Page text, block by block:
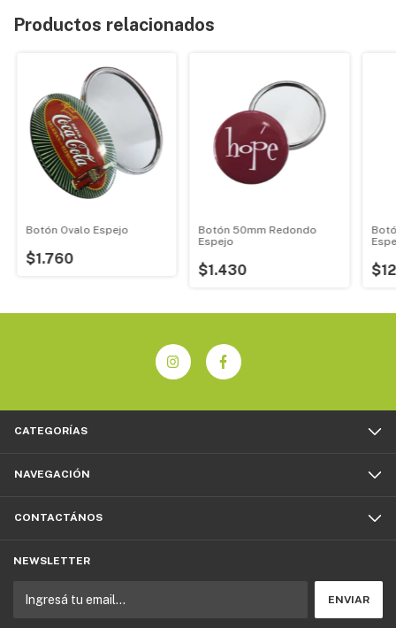
Productos relacionados
Botón Ovalo Espejo
$1.760
Botón 50mm Redondo
Espejo
$1.430
CATEGORÍAS
NAVEGACIÓN
CONTACTÁNOS
NEWSLETTER